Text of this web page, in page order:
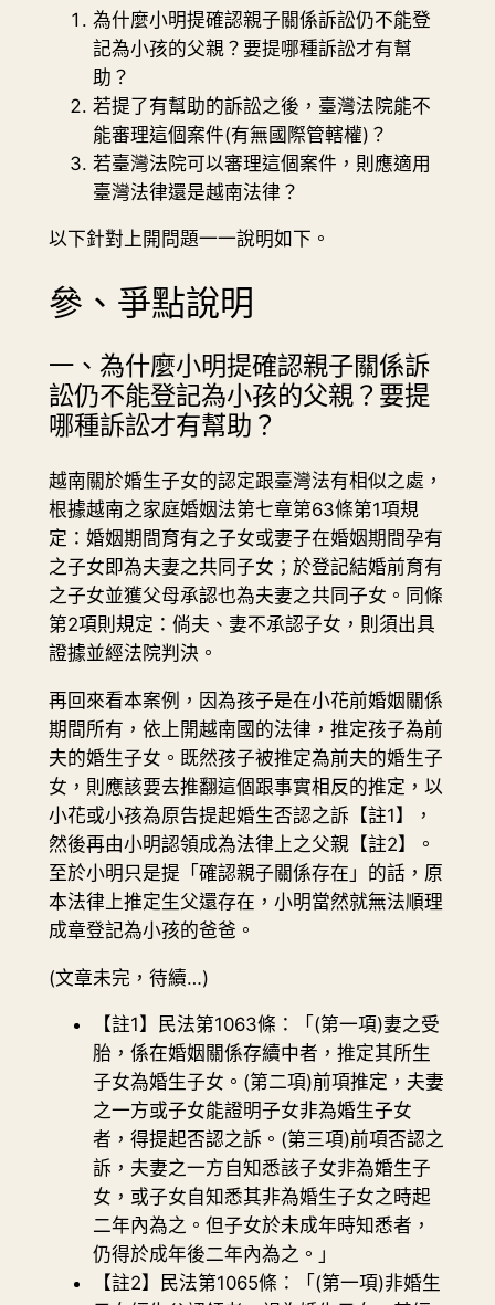
為什麼小明提確認親子關係訴訟仍不能登
記為小孩的父親？要提哪種訴訟才有幫
助？
若提了有幫助的訴訟之後，臺灣法院能不
能審理這個案件(有無國際管轄權)？
若臺灣法院可以審理這個案件，則應適用
臺灣法律還是越南法律？
以下針對上開問題一一說明如下。
參、爭點說明
一、為什麼小明提確認親子關係訴
訟仍不能登記為小孩的父親？要提
哪種訴訟才有幫助？
越南關於婚生子女的認定跟臺灣法有相似之處，
根據越南之家庭婚姻法第七章第63條第1項規
定：婚姻期間育有之子女或妻子在婚姻期間孕有
之子女即為夫妻之共同子女；於登記結婚前育有
之子女並獲父母承認也為夫妻之共同子女。同條
第2項則規定：倘夫、妻不承認子女，則須出具
證據並經法院判決。
再回來看本案例，因為孩子是在小花前婚姻關係
期間所有，依上開越南國的法律，推定孩子為前
夫的婚生子女。既然孩子被推定為前夫的婚生子
女，則應該要去推翻這個跟事實相反的推定，以
小花或小孩為原告提起婚生否認之訴【註1】，
然後再由小明認領成為法律上之父親【註2】。
至於小明只是提「確認親子關係存在」的話，原
本法律上推定生父還存在，小明當然就無法順理
成章登記為小孩的爸爸。
(文章未完，待續…)
【註1】民法第1063條：「(第一項)妻之受
胎，係在婚姻關係存續中者，推定其所生
子女為婚生子女。(第二項)前項推定，夫妻
之一方或子女能證明子女非為婚生子女
者，得提起否認之訴。(第三項)前項否認之
訴，夫妻之一方自知悉該子女非為婚生子
女，或子女自知悉其非為婚生子女之時起
二年內為之。但子女於未成年時知悉者，
仍得於成年後二年內為之。」
【註2】民法第1065條：「(第一項)非婚生